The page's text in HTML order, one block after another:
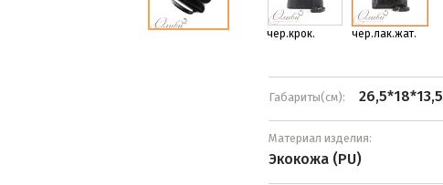
чер.крок. чер.лак.жат.
Габариты(см): 26,5*18*13,5
Материал изделия:
Экокожа (PU)